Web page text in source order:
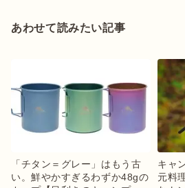
あわせて読みたい記事
「チタン＝グレー」はもう古
い。鮮やかすぎるわずか48gの
キャ
元料